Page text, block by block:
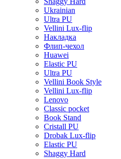
Ukrainian
Ultra PU
Vellini Lux-flip
Накладка
Флип-чехол
Huawei
Elastic PU
Ultra PU
Vellini Book Style
Vellini Lux-flip
Lenovo
Classic pocket
Book Stand
Cristall PU
Drobak Lux-flip
Elastic PU
Shaggy Hard